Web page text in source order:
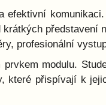
efektivní
představení
profesionální
modulu.
které přispívají k